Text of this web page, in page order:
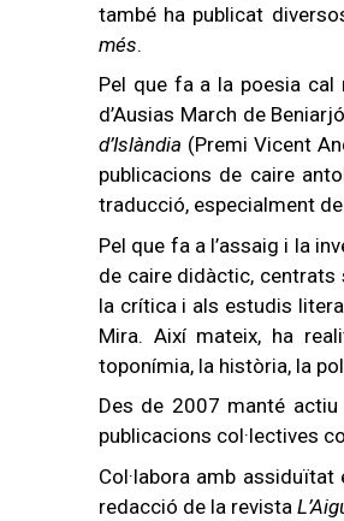
també ha publicat
més.
Pel que fa a la poesia cal
d’Ausias March de
d’Islàndia (Premi Vicent
publicacions de caire
traducció, especialment
Pel que fa a l’assaig i la
de caire didàctic, centrats
la crítica i als estudis
Mira. Així mateix, ha
toponímia, la història, la
Des de 2007 manté
publicacions col·lectives
Col·labora amb
redacció de la revista